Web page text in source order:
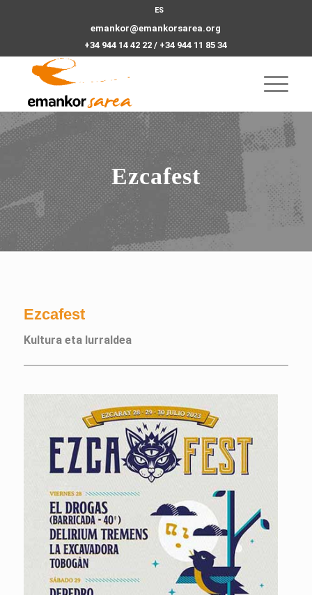
ES
emankor@emankorsarea.org
+34 944 14 42 22 / +34 944 11 85 34
Ezcafest
Ezcafest
Kultura eta lurraldea